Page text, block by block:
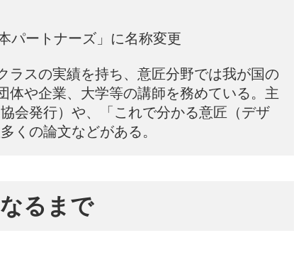
パートナーズ」に名称変更
ラスの実績を持ち、意匠分野では我が国の
体や企業、大学等の講師を務めている。主
会発行）や、「これで分かる意匠（デザ
くの論文などがある。
るまで